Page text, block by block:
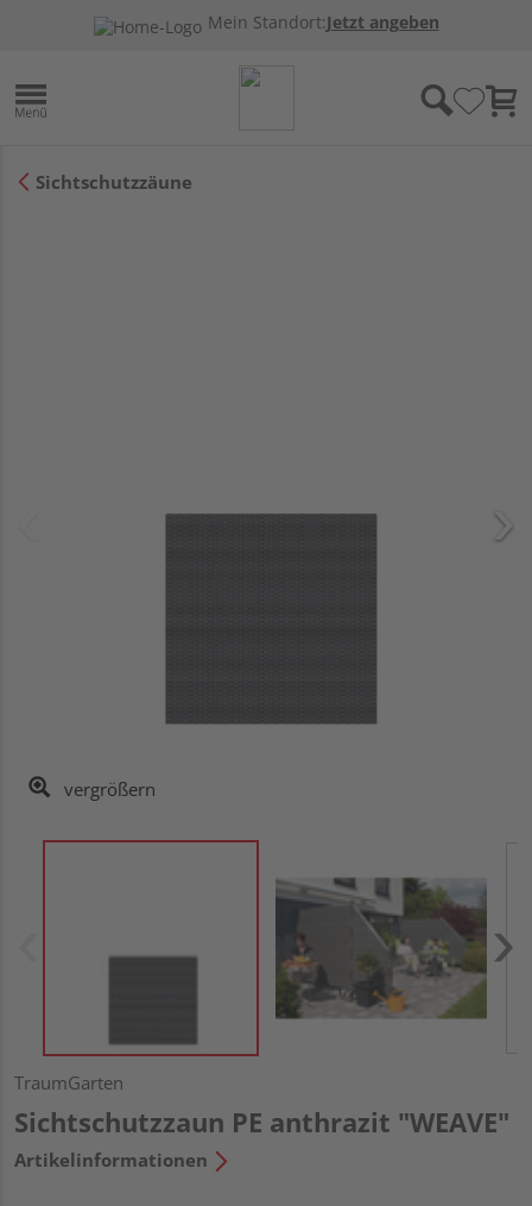
Mein Standort:Jetzt angeben
Sichtschutzzäune
vergrößern
TraumGarten
Sichtschutzzaun PE anthrazit "WEAVE"
Artikelinformationen